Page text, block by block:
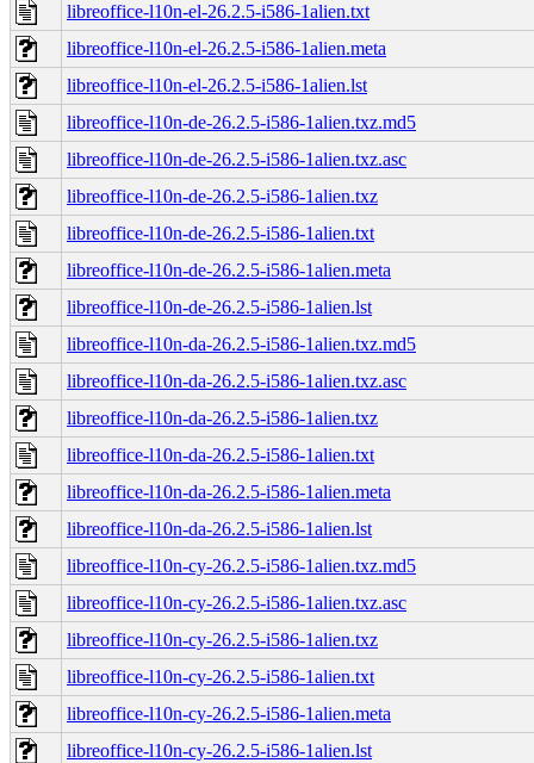
libreoffice-l10n-el-26.2.5-i586-1alien.txt
libreoffice-l10n-el-26.2.5-i586-1alien.meta
libreoffice-l10n-el-26.2.5-i586-1alien.lst
libreoffice-l10n-de-26.2.5-i586-1alien.txz.md5
libreoffice-l10n-de-26.2.5-i586-1alien.txz.asc
libreoffice-l10n-de-26.2.5-i586-1alien.txz
libreoffice-l10n-de-26.2.5-i586-1alien.txt
libreoffice-l10n-de-26.2.5-i586-1alien.meta
libreoffice-l10n-de-26.2.5-i586-1alien.lst
libreoffice-l10n-da-26.2.5-i586-1alien.txz.md5
libreoffice-l10n-da-26.2.5-i586-1alien.txz.asc
libreoffice-l10n-da-26.2.5-i586-1alien.txz
libreoffice-l10n-da-26.2.5-i586-1alien.txt
libreoffice-l10n-da-26.2.5-i586-1alien.meta
libreoffice-l10n-da-26.2.5-i586-1alien.lst
libreoffice-l10n-cy-26.2.5-i586-1alien.txz.md5
libreoffice-l10n-cy-26.2.5-i586-1alien.txz.asc
libreoffice-l10n-cy-26.2.5-i586-1alien.txz
libreoffice-l10n-cy-26.2.5-i586-1alien.txt
libreoffice-l10n-cy-26.2.5-i586-1alien.meta
libreoffice-l10n-cy-26.2.5-i586-1alien.lst